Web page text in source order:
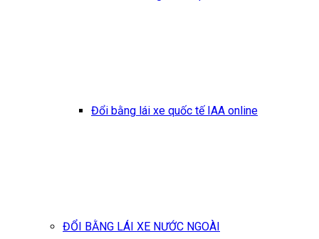
Đổi bằng lái xe quốc tế IAA online
ĐỔI BẰNG LÁI XE NƯỚC NGOÀI